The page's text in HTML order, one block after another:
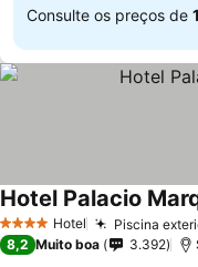
Consulte os preços de
4 EstrelasHotel Piscina
Hotel Palacio
8,2 Muito boa 3.392